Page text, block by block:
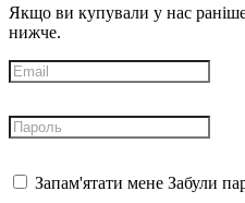
Якщо ви купували у нас раніше,
нижче.
Запам'ятати мене Забули